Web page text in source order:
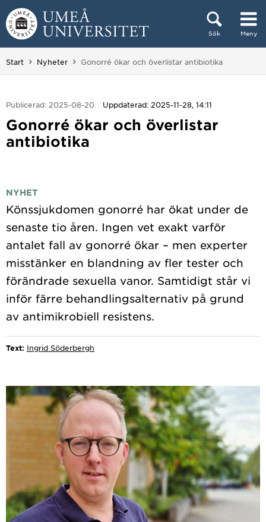
Hoppa direkt till innehållet
Sök Meny
Huvudmenyn dold.
Start Nyheter Du är här:
Gonorré ökar och överlistar antibiotika
Publicerad: 2025-08-20 Uppdaterad: 2025-11-28, 14:11
Gonorré ökar och överlistar
antibiotika
NYHET
Könssjukdomen gonorré har ökat under de
senaste tio åren. Ingen vet exakt varför
antalet fall av gonorré ökar – men experter
misstänker en blandning av fler tester och
förändrade sexuella vanor. Samtidigt står vi
inför färre behandlingsalternativ på grund
Text: Ingrid Söderbergh